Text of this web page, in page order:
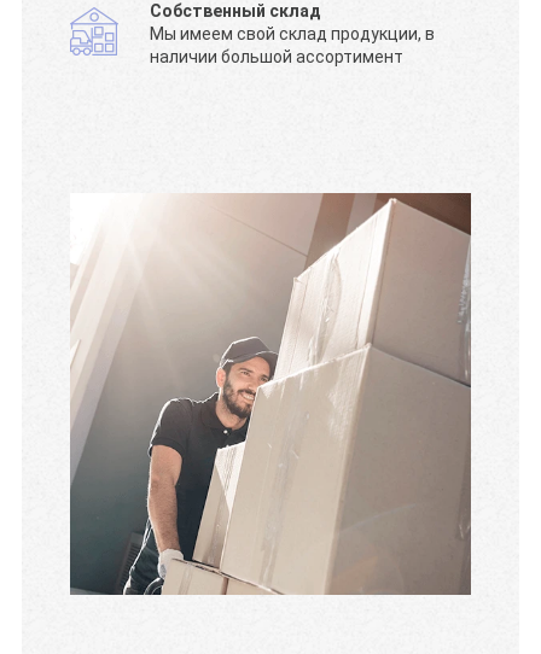
Собственный склад
Мы имеем свой склад продукции, в
наличии большой ассортимент